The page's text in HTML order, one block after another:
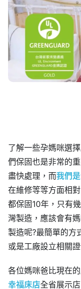
了解一些孕媽咪選
們保固也是非常的
盡快處理，而我們
在維修等等方面相
都保固10年，只有
灣製造，應該會有
製造呢?最簡單的方
或是工廠設立相關證
各位媽咪爸比現在
幸福床店全省展示